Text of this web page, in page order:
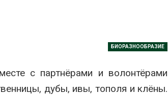
БИОРАЗНООБРАЗИЕ
с партнёрами и волонтёрами
дубы, ивы, тополя и клёны.
водохранилища Волги и
превысить норму почти в